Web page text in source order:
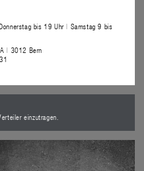
bis 19 Uhr | Samstag 9 bis
| 3012 Bern
einzutragen.